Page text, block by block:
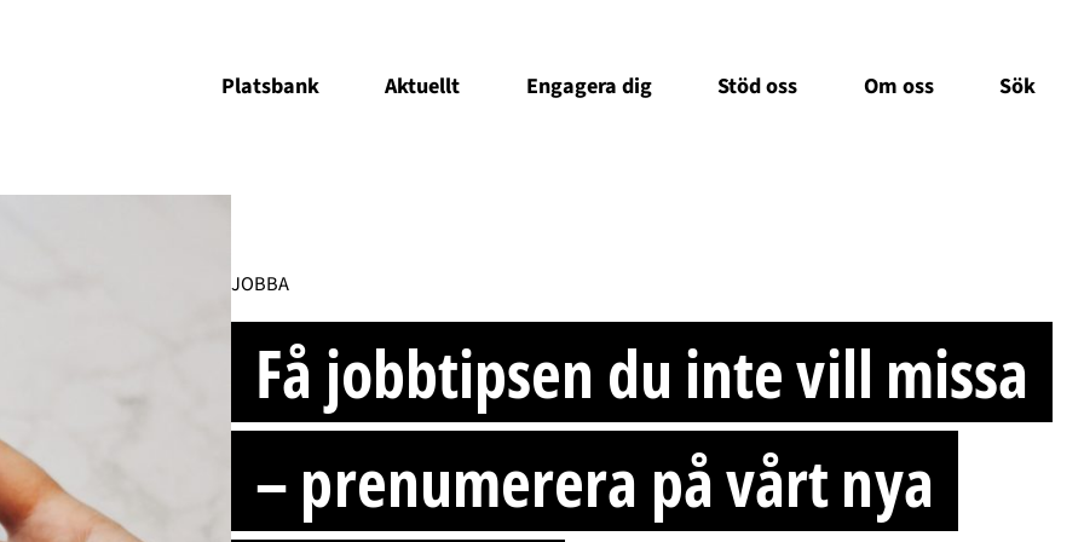
Platsbank Aktuellt Engagera dig Stöd oss Om oss Sök
JOBBA
Få jobbtipsen du inte vill missa
– prenumerera på vårt nya